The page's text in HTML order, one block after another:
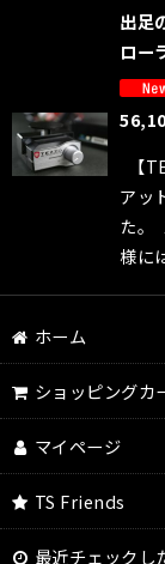
出足
ロー
【
アッ
た。
様に
ホーム
ショッピングカ
マイページ
TS Friends
最近チェックし